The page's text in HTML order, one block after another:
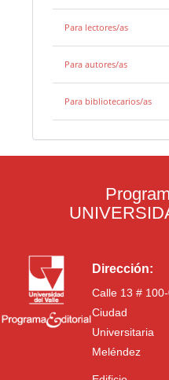
Para lectores/as
Para autores/as
Para bibliotecarios/as
Dirección:
Calle 13 #
Ciudad
Universitaria
Meléndez